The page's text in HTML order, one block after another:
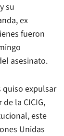
y su
ex
fueron
asesinato.
quiso expulsar
la CICIG,
este
Unidas